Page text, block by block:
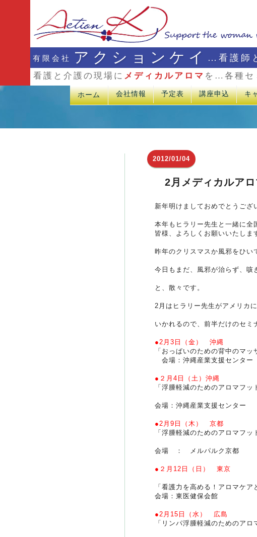
有限会社 アクションケイ …看護師
看護と介護の現場に メディカルアロマ を…各種セ
ホーム 会社情報 予定表 講座申込 キ
2012/01/04
2月メディカルア
新年明けましておめでとうござ
本年もヒラリー先生と一緒に全
皆様、よろしくお願いいたしま
昨年のクリスマスか風邪をひい
今日もまだ、風邪が治らず、咳
と、散々です。
2月はヒラリー先生がアメリカ
いかれるので、前半だけのセミ
●2月3日（金） 沖縄
「おっぱいのための背中のマッ
会場：沖縄産業支援センター
●２月4日（土）沖縄
「浮腫軽減のためのアロマフッ
会場：沖縄産業支援センター
●2月9日（木） 京都
「浮腫軽減のためのアロマフッ
会場 ： メルパルク京都
●２月12日（日） 東京
「看護力を高める！アロマケア
会場：東医健保会館
●2月15日（水） 広島
「リンパ浮腫軽減のためのア